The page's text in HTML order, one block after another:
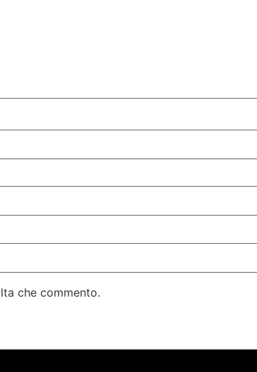
che commento.